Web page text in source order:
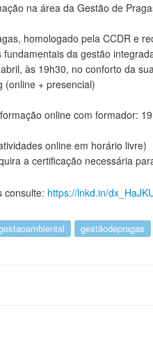
na área da Gestão de
homologado pela CCDR e
da gestão
às 19h30, no conforto da
(online + presencial)
online com formador:
online em horário livre)
a certificação necessária
consulte: https://lnkd.in/
gestãodepragas